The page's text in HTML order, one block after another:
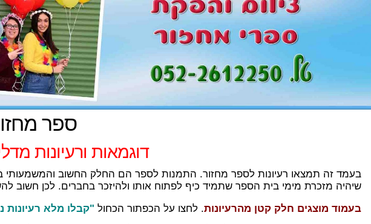
ספר
דוגמאות ורעיונות
בעמד זה תמצאו רעיונות לספר מחזור. התמנות לספר הם החלק החשוב והמשמעותי
שיהיה מזכרת מימי בית הספר שתמיד כיף לפתוח אותו ולהיזכר בחברים. לכן חשוב
בעמוד מוצגים חלק קטן מהרעיונות. לחצו על הכפתור הכחול "קבלו מלא רעיונות